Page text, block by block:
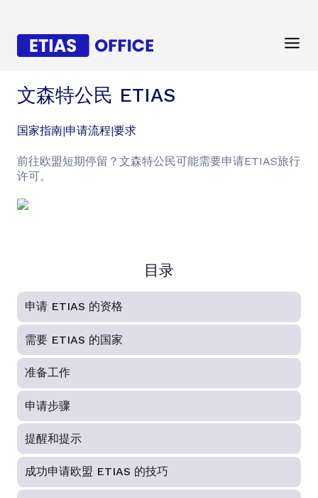
文森特公民 ETIAS
国家指南|申请流程|要求
前往欧盟短期停留？文森特公民可能需要申请ETIAS旅行
许可。
目录
申请 ETIAS 的资格
需要 ETIAS 的国家
准备工作
申请步骤
提醒和提示
成功申请欧盟 ETIAS 的技巧